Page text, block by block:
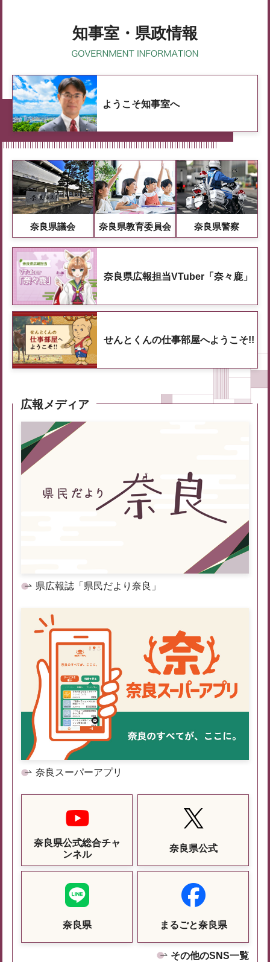
知事室・県政情報
ようこそ知事室へ
奈良県議会 奈良県教育委員会 奈良県警察
奈良県広報担当VTuber「奈々鹿」
せんとくんの仕事部屋へようこそ!!
広報メディア
県広報誌「県民だより奈良」
奈良スーパーアプリ
奈良県公式総合チャ
ンネル
奈良県公式
奈良県 まるごと奈良県
その他のSNS一覧